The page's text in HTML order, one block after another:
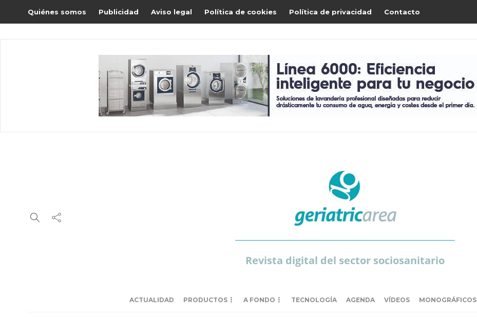
Quiénes somos Publicidad Aviso legal Política de cookies Política de privacidad Contacto
Revista digital del sector sociosanitario
ACTUALIDAD PRODUCTOS A FONDO TECNOLOGÍA AGENDA VÍDEOS MONOGRÁFICOS